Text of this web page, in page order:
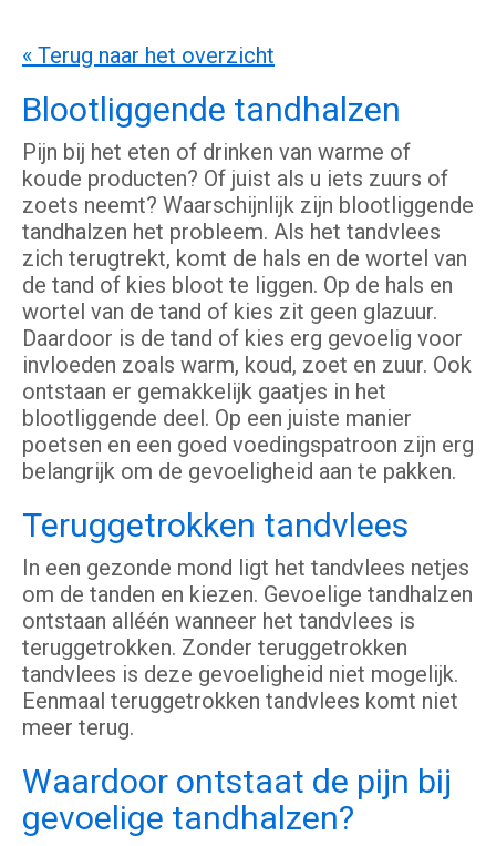
« Terug naar het overzicht
Blootliggende tandhalzen
Pijn bij het eten of drinken van warme of
koude producten? Of juist als u iets zuurs of
zoets neemt? Waarschijnlijk zijn blootliggende
tandhalzen het probleem. Als het tandvlees
zich terugtrekt, komt de hals en de wortel van
de tand of kies bloot te liggen. Op de hals en
wortel van de tand of kies zit geen glazuur.
Daardoor is de tand of kies erg gevoelig voor
invloeden zoals warm, koud, zoet en zuur. Ook
ontstaan er gemakkelijk gaatjes in het
blootliggende deel. Op een juiste manier
poetsen en een goed voedingspatroon zijn erg
belangrijk om de gevoeligheid aan te pakken.
Teruggetrokken tandvlees
In een gezonde mond ligt het tandvlees netjes
om de tanden en kiezen. Gevoelige tandhalzen
ontstaan alléén wanneer het tandvlees is
teruggetrokken. Zonder teruggetrokken
tandvlees is deze gevoeligheid niet mogelijk.
Eenmaal teruggetrokken tandvlees komt niet
meer terug.
Waardoor ontstaat de pijn bij
gevoelige tandhalzen?